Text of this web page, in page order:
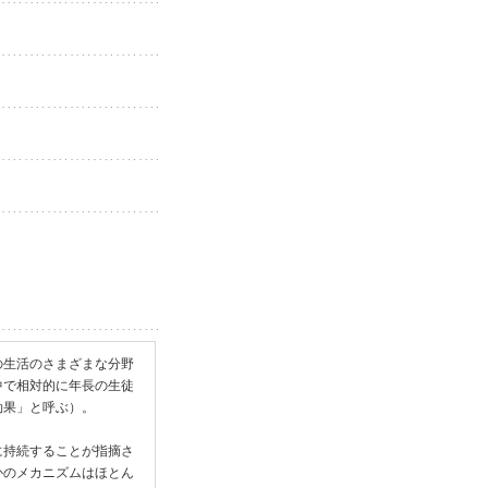
活のさまざまな分野
相対的に年長の生徒
」と呼ぶ）。
続することが指摘さ
メカニズムはほとん